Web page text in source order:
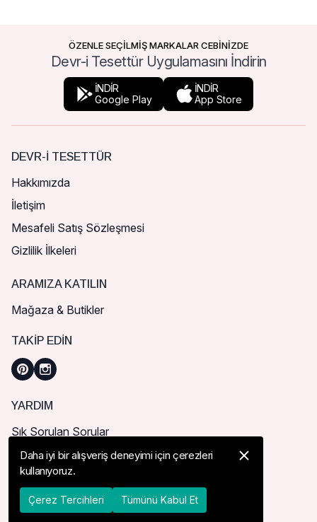
ÖZENLE SEÇİLMİŞ MARKALAR CEBİNİZDE
Devr-i Tesettür Uygulamasını İndirin
İNDİR
Google Play
İNDİR
App Store
DEVR-I TESETTÜR
Hakkımızda
İletişim
Mesafeli Satış Sözleşmesi
Gizlilik İlkeleri
ARAMIZA KATILIN
Mağaza & Butikler
TAKIP EDIN
YARDIM
Sık Sorulan Sorular
Nasıl Sipariş Verebilirim?
Kargo ve Teslimat
İade, İptal ve Değişim
Daha iyi bir alışveriş deneyimi için çerezleri
kullanıyoruz.
Çerez Tercihleri Tümünü Kabul Et